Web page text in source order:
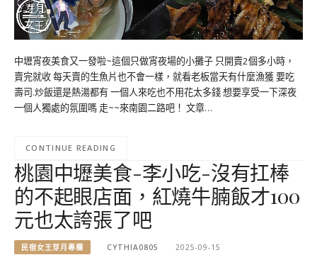
中壢宵夜美食又一發啦~這個只做宵夜場的小攤子 只開賣2個多小時，
賣完就收 每天賣的生魚片也不會一樣，就看老板當天有什麼漁獲 要吃
壽司.炒飯還是熱湯都有 一個人來吃也不用花太多錢 想要享受一下深夜
一個人獨處的氛圍嗎 走~~來南園二路吧！ 文章…
CONTINUE READING
桃園中壢美食-李小吃-沒有扛棒
的不起眼店面，紅燒牛腩飯才100
元也太誇張了吧
民宿女王芽月專欄 CYTHIA0805 2025-09-15